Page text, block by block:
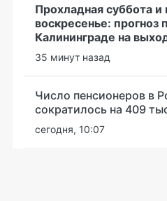
Прохладная суббота
воскресенье: прогноз
Калининграде на
35 минут назад
Число пенсионеров в
сократилось на 409
сегодня, 10:07